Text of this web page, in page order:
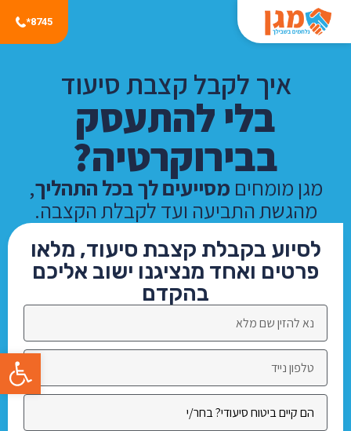
פתח
איך לקבל קצבת סיעוד
בלי להתעסק
בבירוקרטיה?
מגן מומחים מסייעים לך בכל התהליך,
מהגשת התביעה ועד לקבלת הקצבה.
לסיוע בקבלת קצבת סיעוד, מלאו
פרטים ואחד מנציגנו ישוב אליכם
בהקדם
8745*